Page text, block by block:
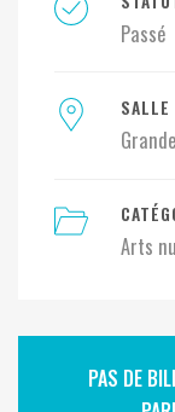
Passé
SALLE
Arts
PAS DE